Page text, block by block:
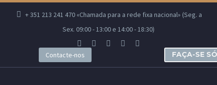
+ 351 213 241 470 «Chamada para a rede fixa nacional» (Seg. a
Sex. 09:00 - 13:00 e 14:00 - 18:30)
Contacte-nos FAÇA-SE